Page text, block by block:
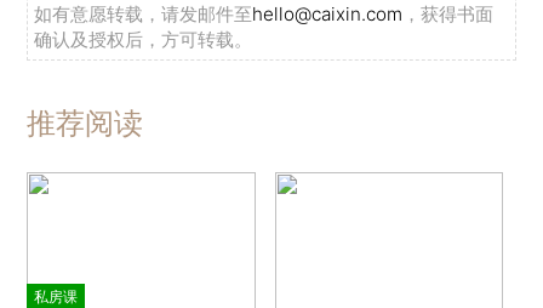
如有意愿转载，请发邮件至hello@caixin.com ，获得书面
确认及授权后，方可转载。
推荐阅读
私房课